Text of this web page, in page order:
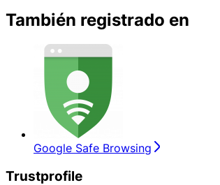
También registrado en
Google Safe Browsing
Trustprofile